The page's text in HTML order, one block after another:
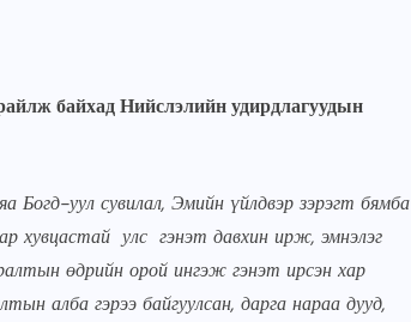
байхад Нийслэлийн удирдлагуудын
Богд-уул сувилал, Эмийн үйлдвэр зэрэгт бямба
хувцастай улс гэнэт давхин ирж, эмнэлэг
өдрийн орой ингэж гэнэт ирсэн хар
алба гэрээ байгуулсан, дарга нараа дууд,
МЭДЭЭ УЛААНБААТАРЫН СОНИН
цам-Даншиг наадам
наадмын үеэр”Соёл-